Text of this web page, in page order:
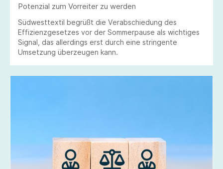
Potenzial zum Vorreiter zu werden
Südwesttextil begrüßt die Verabschiedung des
Effizienzgesetzes vor der Sommerpause als wichtiges
Signal, das allerdings erst durch eine stringente
Umsetzung überzeugen kann.